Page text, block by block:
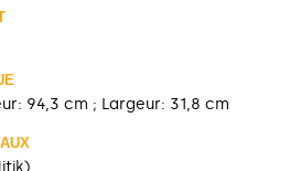
94,3 cm ; Largeur: 31,8 cm